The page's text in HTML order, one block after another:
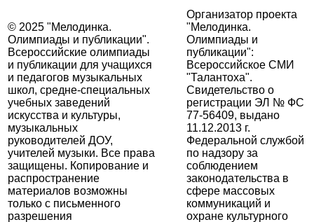
© 2025 "Мелодинка.
Олимпиады и публикации".
Всероссийские олимпиады
и публикации для учащихся
и педагогов музыкальных
школ, средне-специальных
учебных заведений
искусства и культуры,
музыкальных
руководителей ДОУ,
учителей музыки. Все права
защищены. Копирование и
распространение
материалов возможны
только с письменного
разрешения
Организатор проекта
"Мелодинка.
Олимпиады и
публикации":
Всероссийское СМИ
"Талантоха".
Свидетельство о
регистрации ЭЛ № ФС
77-56409, выдано
11.12.2013 г.
Федеральной службой
по надзору за
соблюдением
законодательства в
сфере массовых
коммуникаций и
охране культурного